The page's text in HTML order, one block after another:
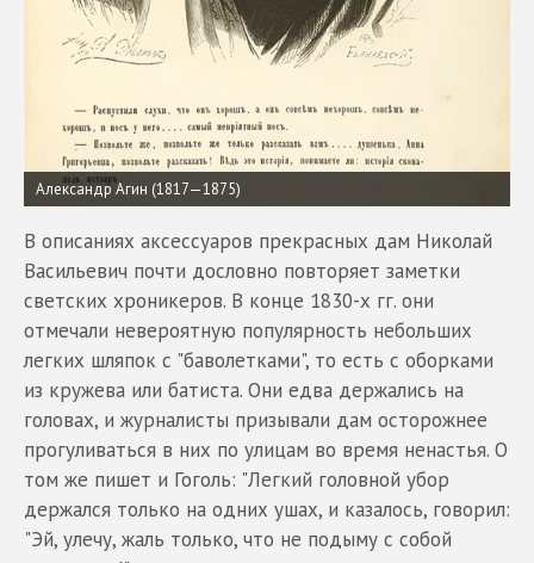
Александр Агин (1817—1875)
В описаниях аксессуаров прекрасных дам Николай
Васильевич почти дословно повторяет заметки
светских хроникеров. В конце 1830-х гг. они
отмечали невероятную популярность небольших
легких шляпок с "баволетками", то есть с оборками
из кружева или батиста. Они едва держались на
головах, и журналисты призывали дам осторожнее
прогуливаться в них по улицам во время ненастья. О
том же пишет и Гоголь: "Легкий головной убор
держался только на одних ушах, и казалось, говорил:
"Эй, улечу, жаль только, что не подыму с собой